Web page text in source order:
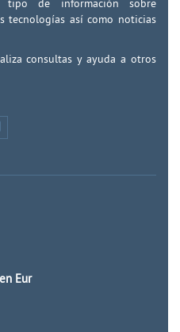
tipo de información sobre
tecnologías así como noticias
consultas y ayuda a otros
Eur